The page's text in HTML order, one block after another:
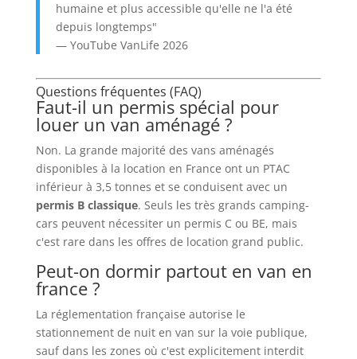
humaine et plus accessible qu'elle ne l'a été
depuis longtemps"
— YouTube VanLife 2026
Questions fréquentes (FAQ)
Faut-il un permis spécial pour
louer un van aménagé ?
Non. La grande majorité des vans aménagés
disponibles à la location en France ont un PTAC
inférieur à 3,5 tonnes et se conduisent avec un
permis B classique. Seuls les très grands camping-
cars peuvent nécessiter un permis C ou BE, mais
c'est rare dans les offres de location grand public.
Peut-on dormir partout en van en
france ?
La réglementation française autorise le
stationnement de nuit en van sur la voie publique,
sauf dans les zones où c'est explicitement interdit